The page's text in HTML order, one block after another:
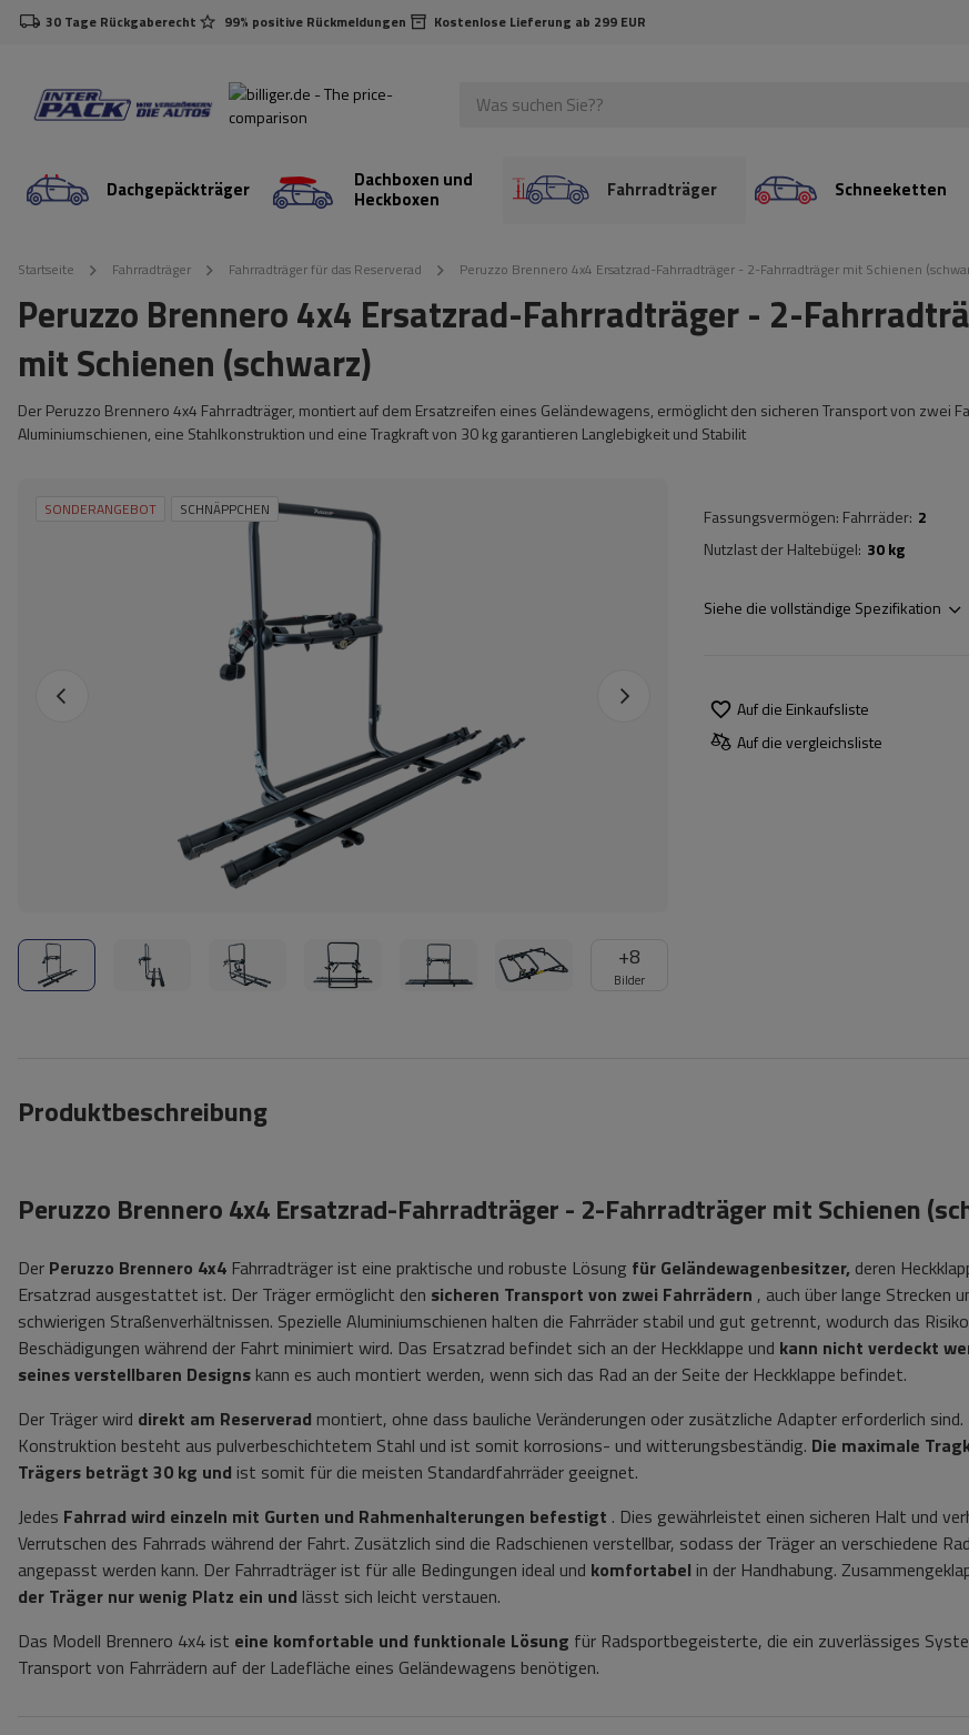
30 Tage Rückgaberecht 99% positive Rückmeldungen Kostenlose Lieferung ab 299 EUR
Dachgepäckträger Dachboxen und
Heckboxen Fahrradträger Schneeketten
Startseite Fahrradträger Fahrradträger für das Reserverad Peruzzo Brennero 4x4 Ersatzrad-Fahrradträger - 2-Fahrradträger mit Schienen
Peruzzo Brennero 4x4 Ersatzrad-Fahrradträger - 2-
mit Schienen (schwarz)
Der Peruzzo Brennero 4x4 Fahrradträger, montiert auf dem Ersatzreifen eines Geländewagens, ermöglicht den sicheren Transport von zwei
Aluminiumschienen, eine Stahlkonstruktion und eine Tragkraft von 30 kg garantieren Langlebigkeit und Stabilit
+8
Bilder
SONDERANGEBOT SCHNÄPPCHEN Fassungsvermögen: Fahrräder 2
Nutzlast der Haltebügel 30 kg
Siehe die vollständige Spezifikation
Auf die Einkaufsliste
Auf die vergleichsliste
Produktbeschreibung
Peruzzo Brennero 4x4 Ersatzrad-Fahrradträger - 2-Fahrradträger mit Schienen
Der Peruzzo Brennero 4x4 Fahrradträger ist eine praktische und robuste Lösung für Geländewagenbesitzer, deren
Ersatzrad ausgestattet ist. Der Träger ermöglicht den sicheren Transport von zwei Fahrrädern , auch über lange Strecken
schwierigen Straßenverhältnissen. Spezielle Aluminiumschienen halten die Fahrräder stabil und gut getrennt, wodurch das
Beschädigungen während der Fahrt minimiert wird. Das Ersatzrad befindet sich an der Heckklappe und kann nicht verdeckt
seines verstellbaren Designs kann es auch montiert werden, wenn sich das Rad an der Seite der Heckklappe befindet.
Der Träger wird direkt am Reserverad montiert, ohne dass bauliche Veränderungen oder zusätzliche Adapter erforderlich sind.
Konstruktion besteht aus pulverbeschichtetem Stahl und ist somit korrosions- und witterungsbeständig. Die maximale
Trägers beträgt 30 kg und ist somit für die meisten Standardfahrräder geeignet.
Jedes Fahrrad wird einzeln mit Gurten und Rahmenhalterungen befestigt . Dies gewährleistet einen sicheren Halt und
Verrutschen des Fahrrads während der Fahrt. Zusätzlich sind die Radschienen verstellbar, sodass der Träger an verschiedene
angepasst werden kann. Der Fahrradträger ist für alle Bedingungen ideal und komfortabel in der Handhabung.
der Träger nur wenig Platz ein und lässt sich leicht verstauen.
Das Modell Brennero 4x4 ist eine komfortable und funktionale Lösung für Radsportbegeisterte, die ein zuverlässiges
Transport von Fahrrädern auf der Ladefläche eines Geländewagens benötigen.